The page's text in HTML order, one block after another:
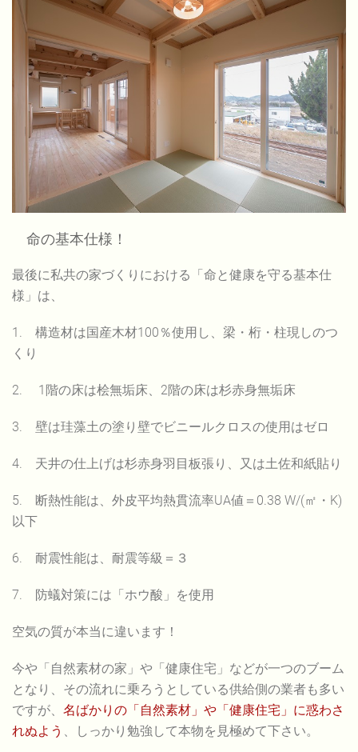
命の基本仕様！
最後に私共の家づくりにおける「命と健康を守る基本仕
様」は、
1. 構造材は国産木材100％使用し、梁・桁・柱現しのつ
くり
2. 1階の床は桧無垢床、2階の床は杉赤身無垢床
3. 壁は珪藻土の塗り壁でビニールクロスの使用はゼロ
4. 天井の仕上げは杉赤身羽目板張り、又は土佐和紙貼り
5. 断熱性能は、外皮平均熱貫流率UA値＝0.38 W/(㎡・K)
以下
6. 耐震性能は、耐震等級＝３
7. 防蟻対策には「ホウ酸」を使用
空気の質が本当に違います！
今や「自然素材の家」や「健康住宅」などが一つのブーム
となり、その流れに乗ろうとしている供給側の業者も多い
ですが、 名ばかりの「自然素材」や「健康住宅」に惑わさ
れぬよう
、しっかり勉強して本物を見極めて下さい。